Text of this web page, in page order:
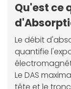
Qu'est ce
Le débit
quantifie
Le DAS